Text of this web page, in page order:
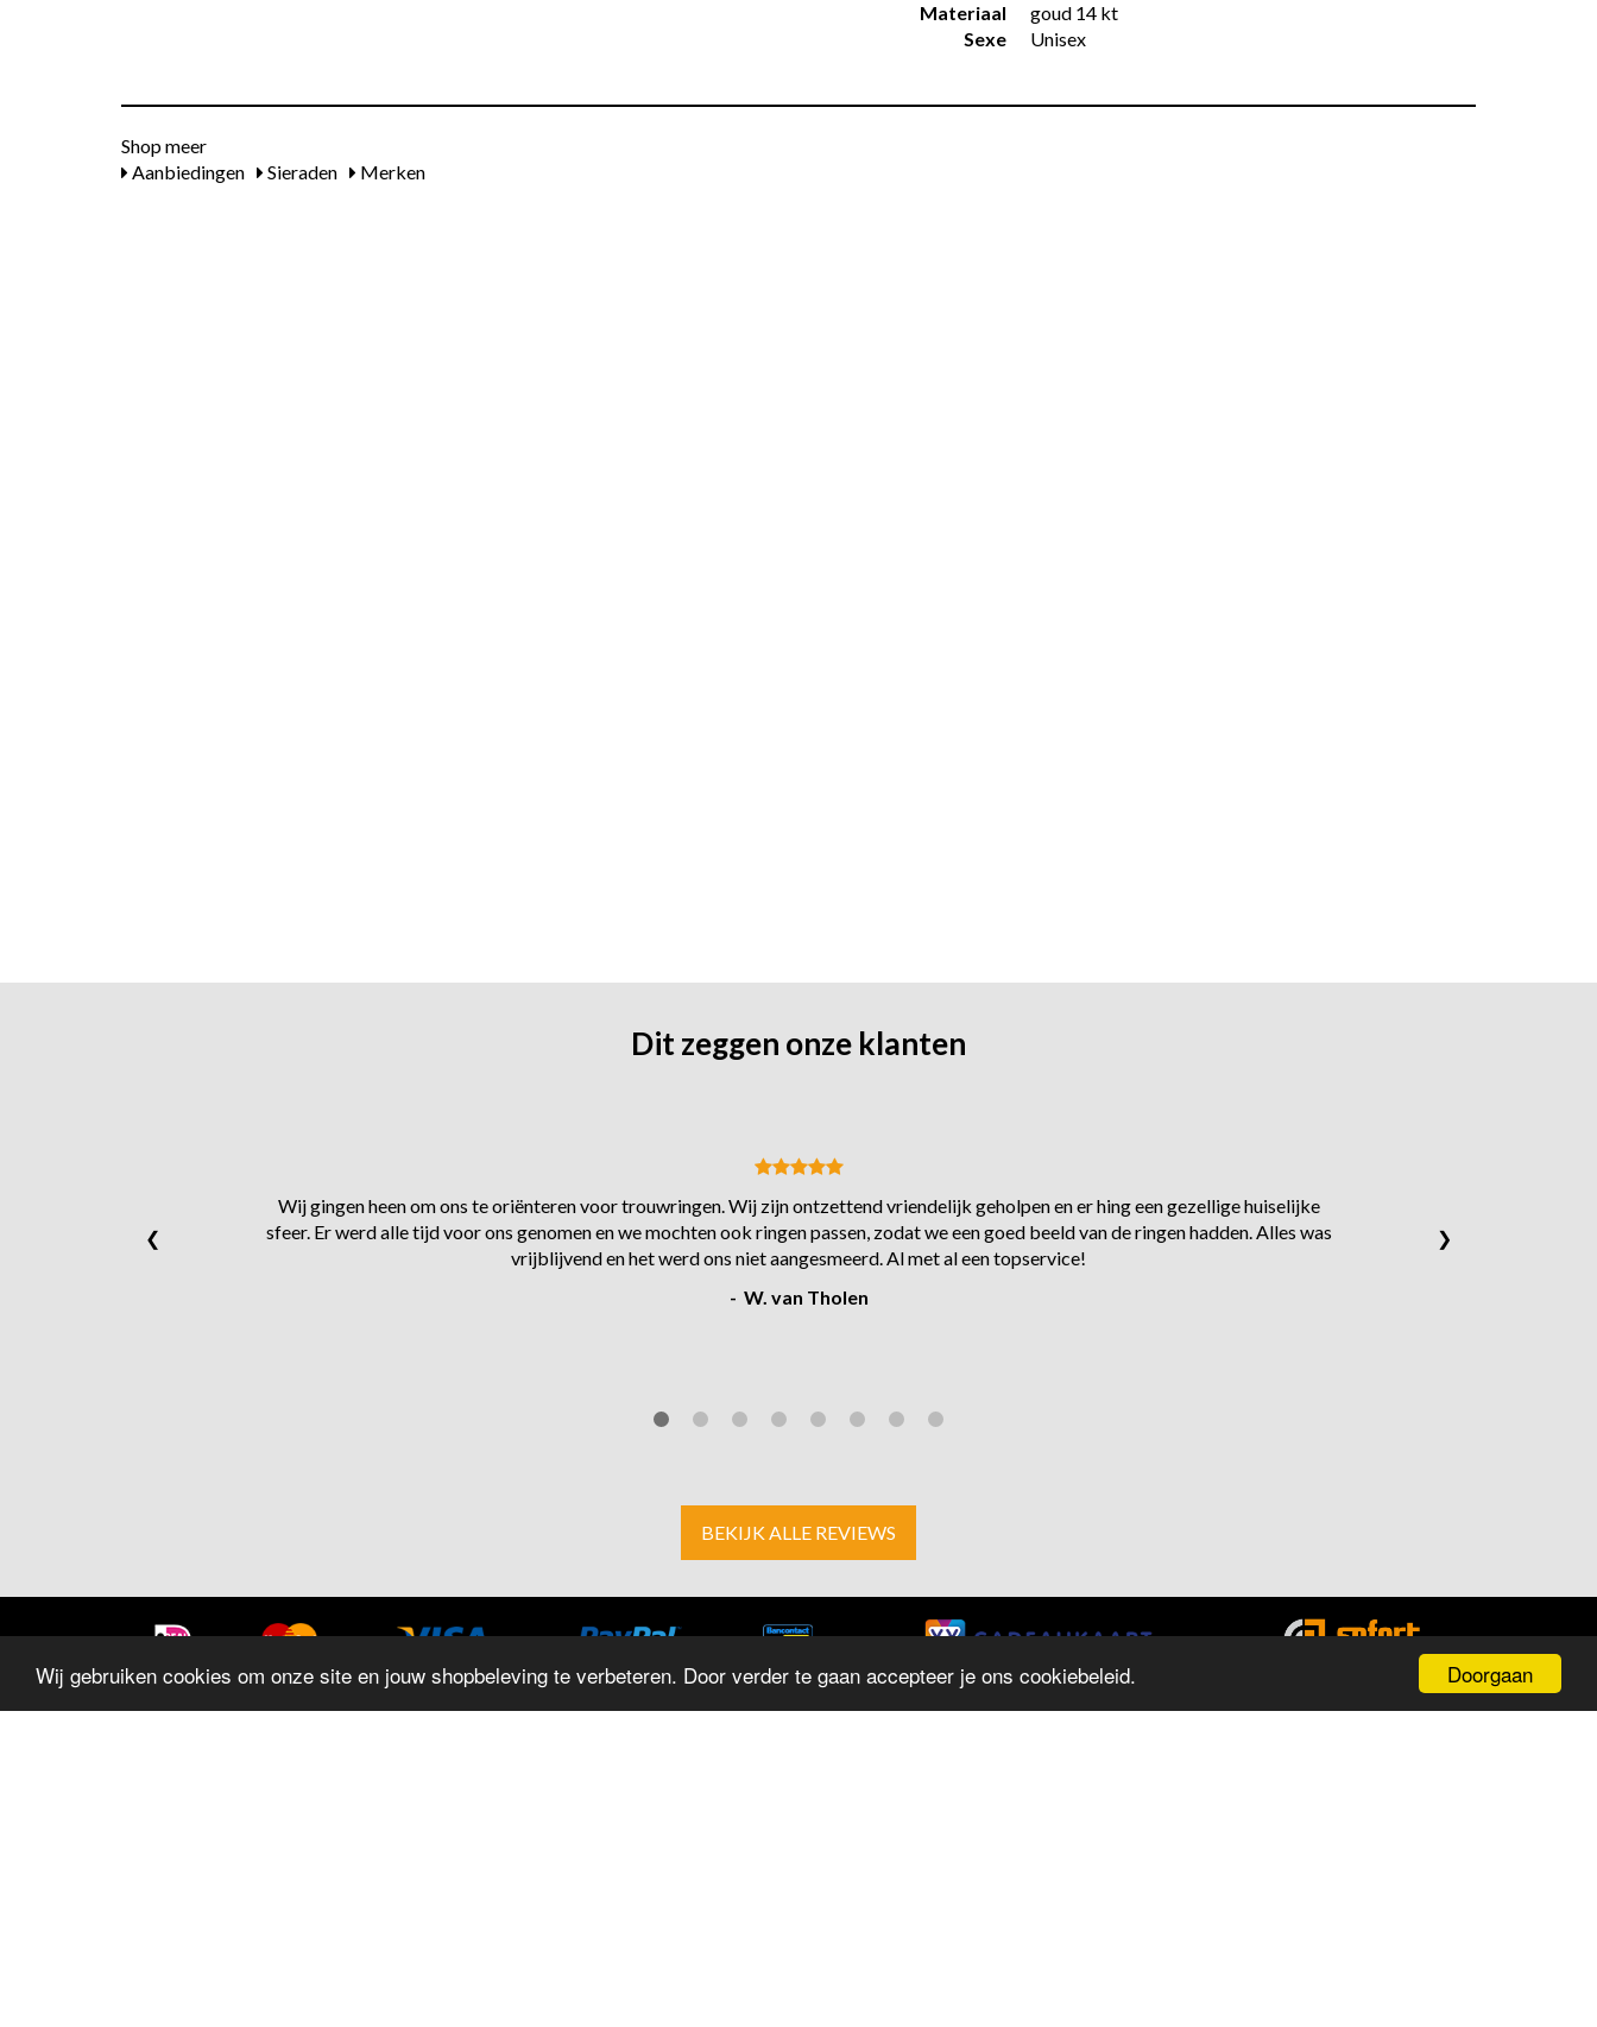
Doorgaan
Wij gebruiken cookies om onze site en jouw shopbeleving te verbeteren. Door verder te gaan accepteer je ons cookiebeleid.
Materiaal
goud 14 kt
Sexe
Unisex
Shop meer
Aanbiedingen
Sieraden Merken
Dit zeggen onze klanten
Wij gingen heen om ons te oriënteren voor trouwringen. Wij zijn ontzettend vriendelijk geholpen en er hing een gezellige huiselijke
sfeer. Er werd alle tijd voor ons genomen en we mochten ook ringen passen, zodat we een goed beeld van de ringen hadden. Alles was
vrijblijvend en het werd ons niet aangesmeerd. Al met al een topservice!
- W. van Tholen
❮ ❯
BEKIJK ALLE REVIEWS